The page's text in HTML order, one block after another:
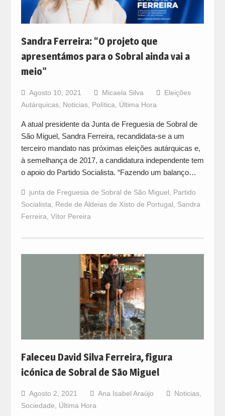
Sandra Ferreira: “O projeto que
apresentámos para o Sobral ainda vai a
meio”
Agosto 10, 2021 Micaela Silva
Eleições
Autárquicas, Noticias, Política Última Hora
A atual presidente da Junta de Freguesia de Sobral de
São Miguel, Sandra Ferreira, recandidata-se a um
terceiro mandato nas próximas eleições autárquicas e,
à semelhança de 2017, a candidatura independente tem
o apoio do Partido Socialista. “Fazendo um balanço…
junta de Freguesia de Sobral de São Miguel
Partido
Socialista
Rede de Aldeias de Xisto de Portugal
Sandra
Ferreira Vítor Pereira
Faleceu David Silva Ferreira, figura
icónica de Sobral de São Miguel
Agosto 2, 2021 Ana Isabel Araújo Noticias,
Sociedade
Última Hora